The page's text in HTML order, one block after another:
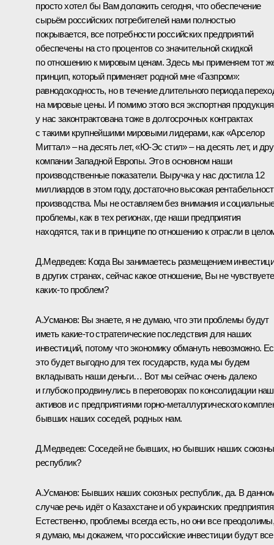
просто хотел бы Вам доложить сегодня, что обеспечение
сырьём российских потребителей нами полностью
покрывается, все потребности российских предприятий
обеспечены на сто процентов со значительной скидкой
по отношению к мировым ценам. Здесь мы применяем тот
принцип, который применяет родной мне «Газпром»:
равнодоходность, но в течение длительного периода
на мировые цены. И помимо этого вся экспортная продукция
у нас законтрактована тоже в долгосрочных контрактах
с такими крупнейшими мировыми лидерами, как «Арселор
Миттал» – на десять лет, «Ю-Эс стил» – на десять лет, и
компании Западной Европы. Это в основном наши
производственные показатели. Выручка у нас достигла 12
миллиардов в этом году, достаточно высокая
производства. Мы не оставляем без внимания и
проблемы, как в тех регионах, где наши предприятия
находятся, так и в принципе по отношению к отрасли в
Д.Медведев: Когда Вы занимаетесь размещением
в других странах, сейчас какое отношение, Вы не чувствуете
каких‑то проблем?
А.Усманов: Вы знаете, я не думаю, что эти проблемы будут
иметь какие‑то стратегические последствия для наших
инвестиций, потому что экономику обмануть невозможно.
это будет выгодно для тех государств, куда мы будем
вкладывать наши деньги… Вот мы сейчас очень далеко
и глубоко продвинулись в переговорах по консолидации
активов и с предприятиями горно-металлургического
бывших наших соседей, родных нам.
Д.Медведев: Соседей не бывших, но бывших наших
республик?
А.Усманов: Бывших наших союзных республик, да. В
случае речь идёт о Казахстане и об украинских
Естественно, проблемы всегда есть, но они все
я думаю, мы докажем, что российские инвестиции будут